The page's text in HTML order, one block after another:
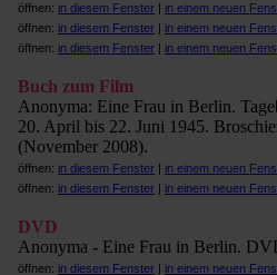
öffnen: in diesem Fenster | in einem neuen
öffnen: in diesem Fenster | in einem neuen
öffnen: in diesem Fenster | in einem neuen
Buch zum Film
Anonyma: Eine Frau in Berlin.
20. April bis 22. Juni 1945.
(November 2008).
öffnen: in diesem Fenster | in einem neuen
öffnen: in diesem Fenster | in einem neuen
DVD
Anonyma - Eine Frau in Berlin.
öffnen: in diesem Fenster | in einem neuen